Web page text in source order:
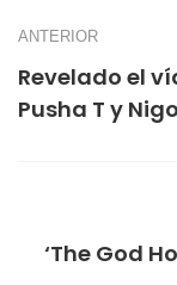
ANTERIOR
Revelado el
Pusha T y Nigo
‘The God